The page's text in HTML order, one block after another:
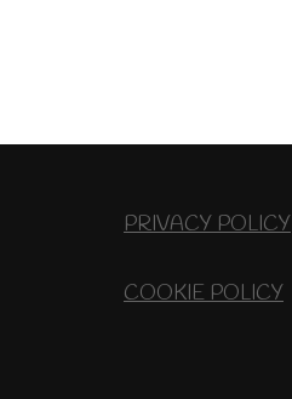
PRIVACY POLICY
COOKIE POLICY